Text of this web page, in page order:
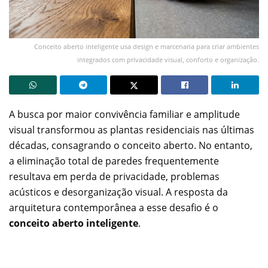
Conceito aberto inteligente usa design e marcenaria para criar ambientes
integrados com privacidade visual, conforto e organização.
A busca por maior convivência familiar e amplitude
visual transformou as plantas residenciais nas últimas
décadas, consagrando o conceito aberto. No entanto,
a eliminação total de paredes frequentemente
resultava em perda de privacidade, problemas
acústicos e desorganização visual. A resposta da
arquitetura contemporânea a esse desafio é o
conceito aberto inteligente.